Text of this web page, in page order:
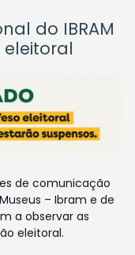
do IBRAM
de comunicação
– Ibram e de
a observar as
eleitoral.